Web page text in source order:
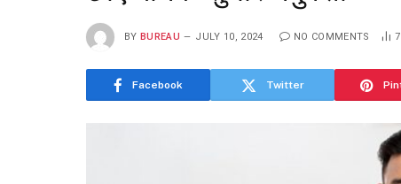
BY BUREAU JULY 10, 2024 NO COMMENTS 7
Facebook Twitter